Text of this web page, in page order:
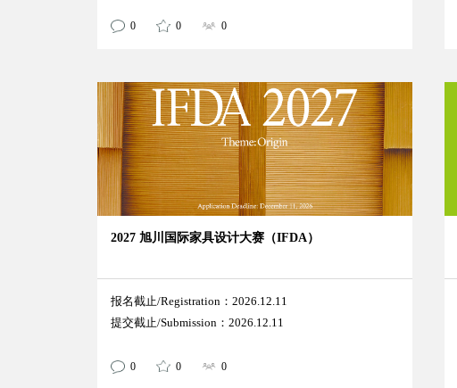
0 0 0
2027 旭川国际家具设计大赛（IFDA）
报名截止/Registration：2026.12.11
提交截止/Submission：2026.12.11
0 0 0